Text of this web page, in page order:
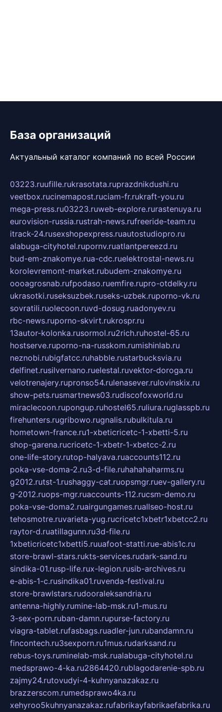
База организаций
Актуальный каталог компаний по всей России
03223.ruufille.rukrasotata.ruprazdnikdushi.ru
veetbox.rucinemapost.ruciam-fr.rukraft-you.ru
mega-press.ru03223.ruweb-explore.rurastenuya.ru
eurovision-russia.rustrah-news.rufreeride-team.ru
itrack-24.rusexshopexpress.ruautostudiopro.ru
alabuga-cityhotel.rupornv.ruatlantpereezd.ru
bud-em-znakomye.rua-cdc.ruelektrostal-news.ru
korolevremont-market.rubudem-znakomye.ru
oooagrosnab.rufpodaso.ruemfire.rupro-otdelky.ru
ukrasotki.ruseksuzbek.ruseks-uzbek.ruporno-vk.ru
sovratili.ruolecoon.ruvd-dosug.ruadonyev.ru
rbc-news.ruporno-skvirt.rukrospr.ru
13autor-kolonka.rusormol.ru2rich.ruhostel-65.ru
hostserve.ruporno-na-russkom.rumishinlab.ru
neznobi.rubigfatcc.ruhabble.rustarbucksvia.ru
delfinet.rusilvernano.ruelestal.ruvektor-doroga.ru
velotrenajery.rupronso54.rulenasever.rulovinskix.ru
show-pets.rusmartnews03.rudiscofoxworld.ru
miraclecoon.rupongup.ruhostel65.ruliura.ruglasspb.ru
firehunters.rugribowo.rugnalis.rubulkitula.ru
hometown-france.ru1-xbeticricetc-1-xbetti-5.ru
shop-garena.rucricetc-1-xbetr-1-xbetcc-2.ru
one-life-story.rutop-halyava.ruaccounts112.ru
poka-vse-doma-2.ru3-d-file.ruhahahaharms.ru
g2012.rutst-1.rushaggy-cat.ruopsmgr.ruev-gallery.ru
g-2012.ruops-mgr.ruaccounts-112.rucsm-demo.ru
poka-vse-doma2.ruairgungames.ruallseo-host.ru
tehosmotre.ruvarieta-yug.rucricetc1xbetr1xbetcc2.ru
raytor-d.ruatillagunn.ru3d-file.ru
1xbeticricetc1xbetti5.ruuafoot-statti.rue-abis1c.ru
store-brawl-stars.rukts-services.rudark-sand.ru
sindika-01.rusp-life.rux-legion.rusib-archives.ru
e-abis-1-c.rusindika01.ruvenda-festival.ru
store-brawlstars.rudooraleksandria.ru
antenna-highly.rumine-lab-msk.ru1-mus.ru
3-sex-porn.ruban-damn.rupurse-factory.ru
viagra-tablet.rufasbags.ruadler-jun.rubandamn.ru
fincontech.ru3sexporn.ru1mus.rudarksand.ru
rebus-toys.ruminelab-msk.rualabuga-cityhotel.ru
medsprawo-4-ka.ru2864420.rublagodarenie-spb.ru
zajmy24.rutovudyi-4-kuhnyanazakaz.ru
brazzerscom.rumedsprawo4ka.ru
xehyroo5kuhnyanazakaz.rufabrikayfabrikaefabrika.ru